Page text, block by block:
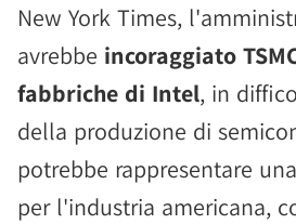
New York Times,
avrebbe incoraggiato
fabbriche di Intel, in
della produzione di
potrebbe rappresentare
per l'industria americana,